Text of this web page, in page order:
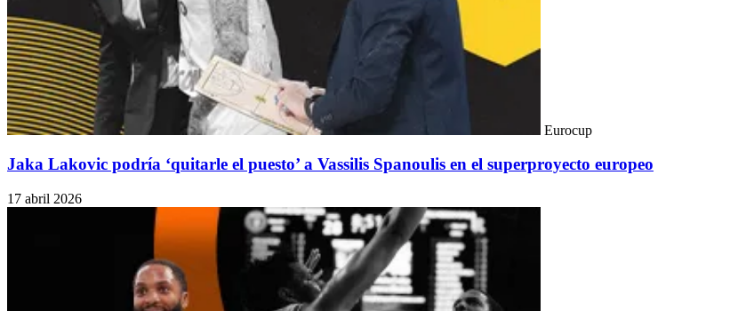
Eurocup
Jaka Lakovic podría ‘quitarle el puesto’ a Vassilis Spanoulis en el superproyecto europeo
17 abril 2026